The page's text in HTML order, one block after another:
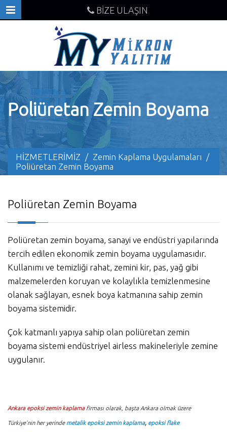
BİZE ULAŞIN
Poliüretan Zemin Boyama
HİZMETLERİMİZ / Zemin Kaplama Uygulamaları /
Poliüretan Zemin Boyama
Poliüretan Zemin Boyama
Poliüretan zemin boyama, sanayi ve endüstri yapılarında
tercih edilen ekonomik zemin boyama uygulamasıdır.
Kullanımı ve temizliği rahat, zemini kir, pas, yağ gibi
malzemelerden koruyan ve kolaylıkla temizlenmesine
olanak sağlayan, esnek boya katmanına sahip zemin
boyama sistemidir.
Çok katmanlı yapıya sahip olan poliüretan zemin
boyama sistemi endüstriyel airless makineleriyle zemine
uygulanır.
Ankara epoksi zemin kaplamafirması olarak, başta Ankara olmak üzere
Türkiye’nin her yerinde metalik epoksi zemin kaplama, epoksi flake